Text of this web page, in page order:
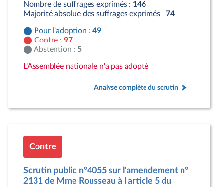
Nombre de suffrages exprimés : 146
Majorité absolue des suffrages exprimés : 74
Pour l'adoption : 49
Contre : 97
Abstention : 5
L'Assemblée nationale n'a pas adopté
Analyse complète du scrutin
Contre
Scrutin public n°4055 sur l'amendement n°
2131 de Mme Rousseau à l'article 5 du